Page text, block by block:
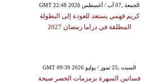
GMT 22:48 2026 الجمعة ,07 آب / أغسطس
كريم فهمي يستعد للعودة إلى البطولة
المطلقة في دراما رمضان 2027
GMT 09:39 2026 السبت ,25 تموز / يوليو
فساتين السهرة بزمزمات الخصر صيحة